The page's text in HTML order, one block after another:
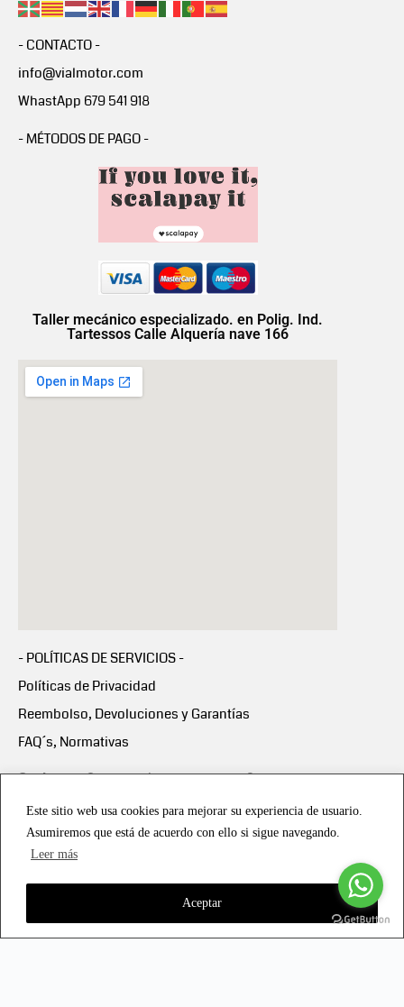
Este sitio web usa cookies para mejorar su experiencia de usuario.
Asumiremos que está de acuerdo con ello si sigue navegando.
Leer más
Aceptar
- CONTACTO -
info@vialmotor.com
WhastApp 679 541 918
- MÉTODOS DE PAGO -
Taller mecánico especializado. en Polig. Ind.
Tartessos Calle Alquería nave 166
- POLÍTICAS DE SERVICIOS -
Políticas de Privacidad
Reembolso, Devoluciones y Garantías
FAQ´s, Normativas
Scalapay:Compra ahora y paga en 3 cuotas
Scalapay Política Privacidad
Copyright © 2021 all rights reserved - Vialmotor